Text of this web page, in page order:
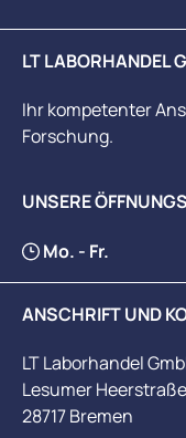
ml6012010400
ml1352802 Individueller Bedarf &amp;
Mengen? Über
LT LABORHANDEL
Ihr kompetenter
Forschung.
UNSERE
Mo. - Fr.
ANSCHRIFT UND
LT Laborhandel
Lesumer
28717 Bremen